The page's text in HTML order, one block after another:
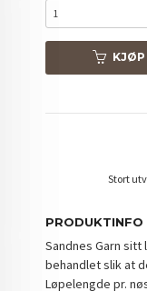
KJØP
Stort
PRODUKTINFO
Sandnes Garn
behandlet slik at
Løpelengde pr.